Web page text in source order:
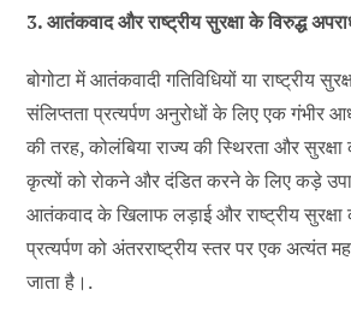
3. आतंकवाद और राष्ट्रीय सुरक्षा के विरुद्ध
बोगोटा में आतंकवादी गतिविधियों या राष्ट्रीय
संलिप्तता प्रत्यर्पण अनुरोधों के लिए एक गंभीर
की तरह, कोलंबिया राज्य की स्थिरता और
कृत्यों को रोकने और दंडित करने के लिए कड़े
आतंकवाद के खिलाफ लड़ाई और राष्ट्रीय सुरक्षा
प्रत्यर्पण को अंतरराष्ट्रीय स्तर पर एक अत्यंत
जाता है।.